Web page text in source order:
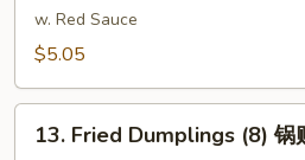
Wonton
(10)
云
w. Red Sauce
$5.05
Fried
13. Fried Dumplings (8) 锅